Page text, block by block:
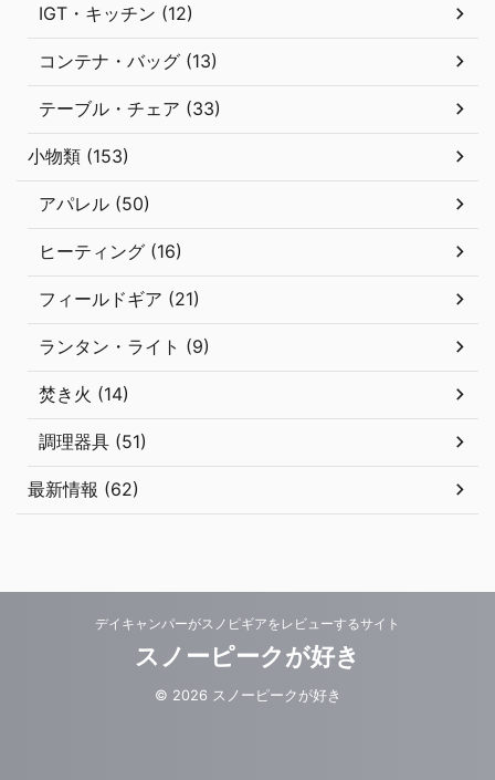
IGT・キッチン (12)
コンテナ・バッグ (13)
テーブル・チェア (33)
小物類 (153)
アパレル (50)
ヒーティング (16)
フィールドギア (21)
ランタン・ライト (9)
焚き火 (14)
調理器具 (51)
最新情報 (62)
デイキャンパーがスノピギアをレビューするサイト
スノーピークが好き
© 2026 スノーピークが好き